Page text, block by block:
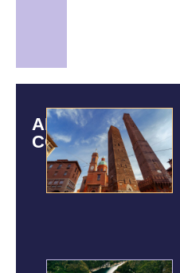
ARTICOLI
CORRELATI